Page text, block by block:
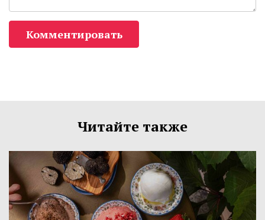
Комментировать
Читайте также